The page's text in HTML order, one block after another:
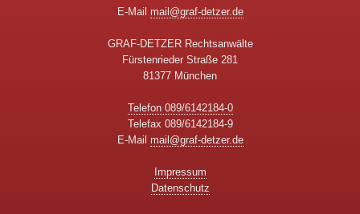
E-Mail mail@graf-detzer.de
GRAF-DETZER Rechtsanwälte
Fürstenrieder Straße 281
81377 München
Telefon 089/6142184-0
Telefax 089/6142184-9
E-Mail mail@graf-detzer.de
Impressum
Datenschutz